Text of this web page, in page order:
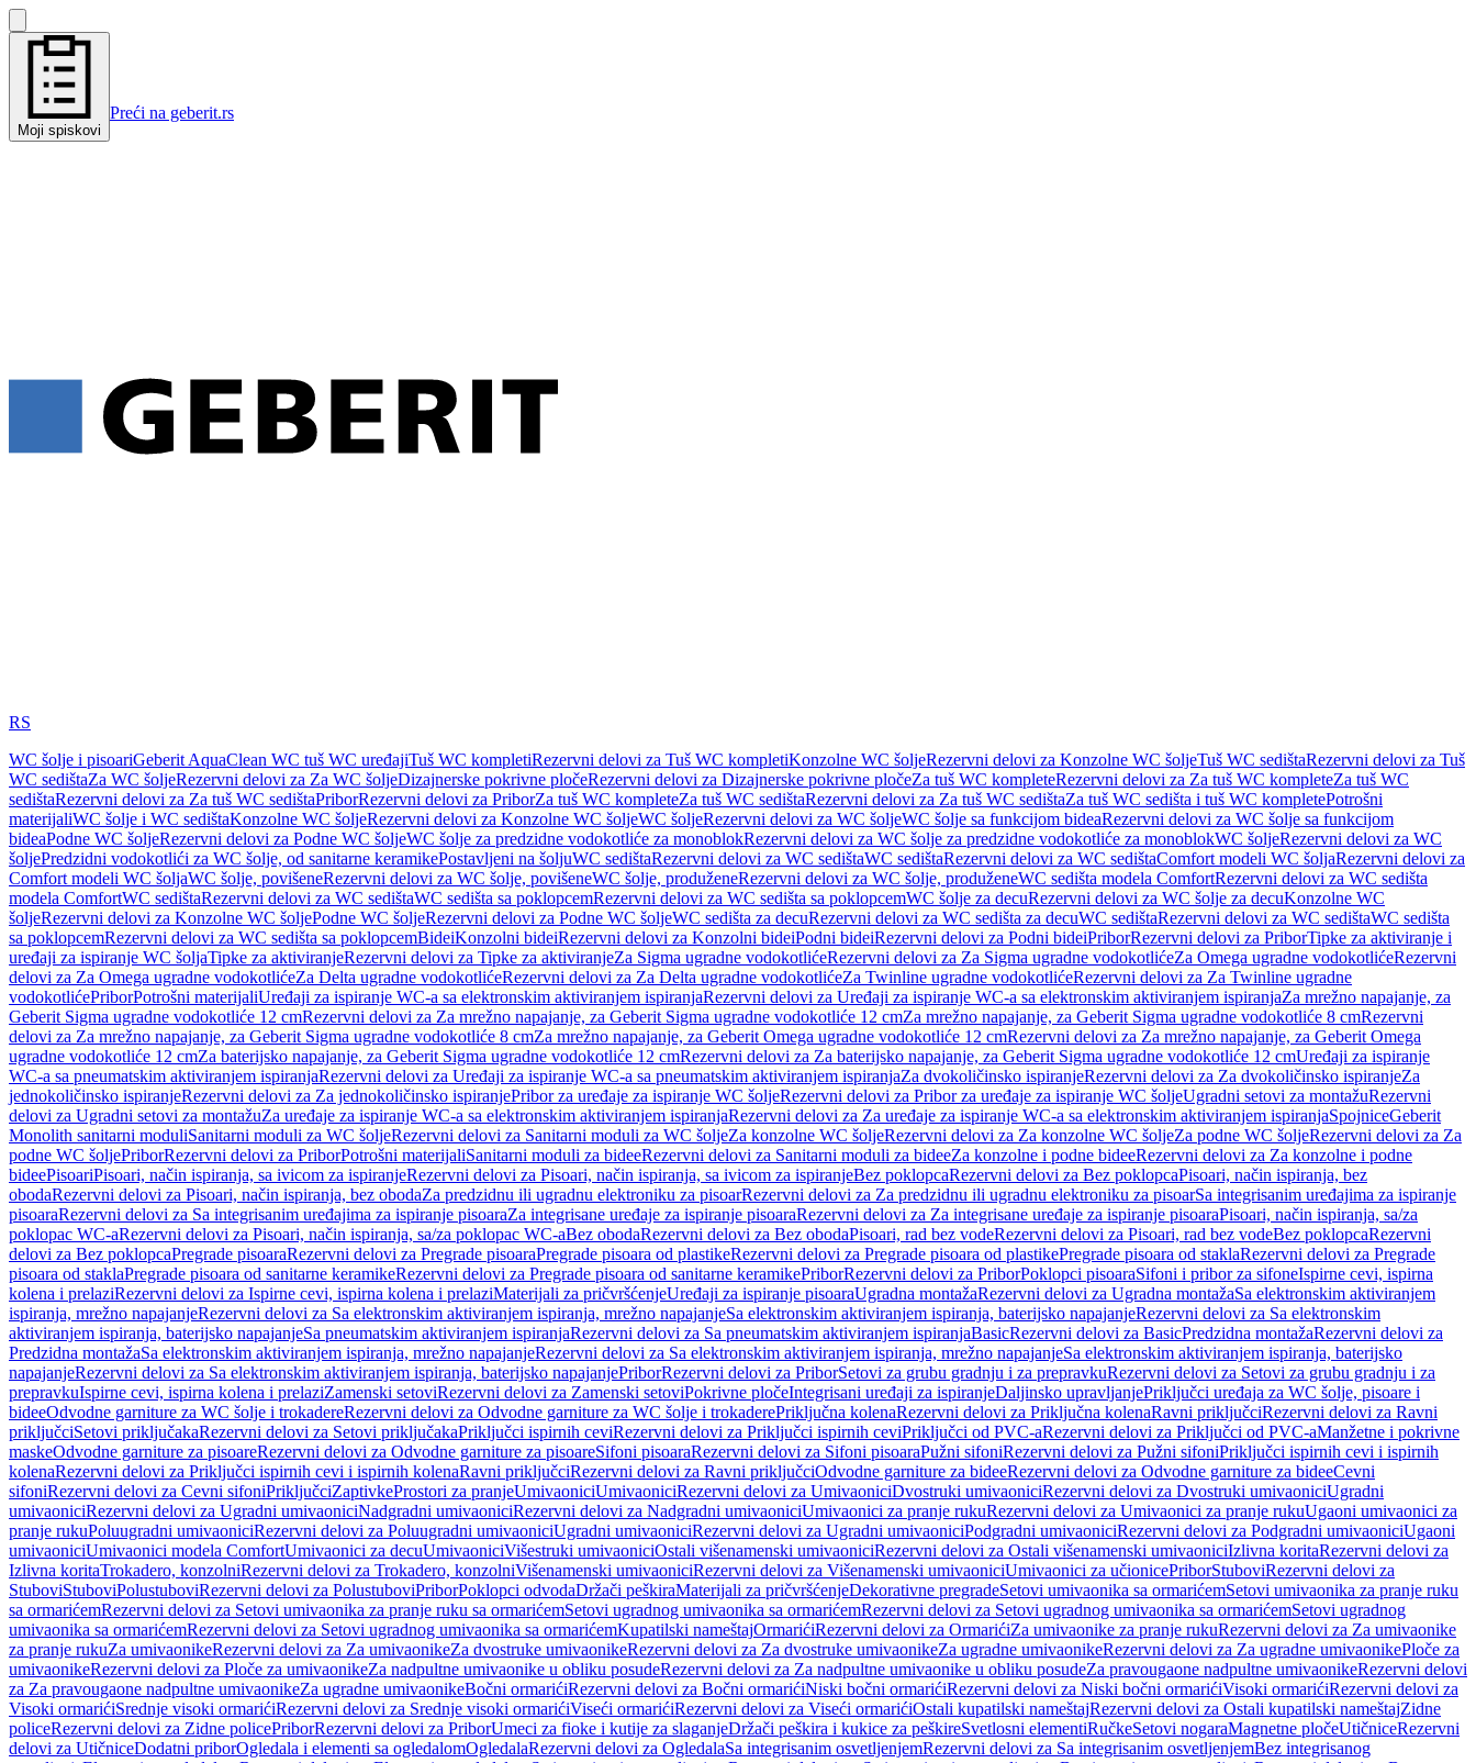
Moji spiskovi
Preći na geberit.rs
RS
WC šolje i pisoariGeberit AquaClean WC tuš WC uređajiTuš WC kompletiRezervni delovi za Tuš WC kompletiKonzolne WC šoljeRezervni delovi za Konzolne WC šoljeTuš WC sedištaRezervni delovi za Tuš
WC sedištaZa WC šoljeRezervni delovi za Za WC šoljeDizajnerske pokrivne pločeRezervni delovi za Dizajnerske pokrivne pločeZa tuš WC kompleteRezervni delovi za Za tuš WC kompleteZa tuš WC
sedištaRezervni delovi za Za tuš WC sedištaPriborRezervni delovi za PriborZa tuš WC kompleteZa tuš WC sedištaRezervni delovi za Za tuš WC sedištaZa tuš WC sedišta i tuš WC kompletePotrošni
materijaliWC šolje i WC sedištaKonzolne WC šoljeRezervni delovi za Konzolne WC šoljeWC šoljeRezervni delovi za WC šoljeWC šolje sa funkcijom bideaRezervni delovi za WC šolje sa funkcijom
bideaPodne WC šoljeRezervni delovi za Podne WC šoljeWC šolje za predzidne vodokotliće za monoblokRezervni delovi za WC šolje za predzidne vodokotliće za monoblokWC šoljeRezervni delovi za WC
šoljePredzidni vodokotlići za WC šolje, od sanitarne keramikePostavljeni na šoljuWC sedištaRezervni delovi za WC sedištaWC sedištaRezervni delovi za WC sedištaComfort modeli WC šoljaRezervni delovi za
Comfort modeli WC šoljaWC šolje, povišeneRezervni delovi za WC šolje, povišeneWC šolje, produženeRezervni delovi za WC šolje, produženeWC sedišta modela ComfortRezervni delovi za WC sedišta
modela ComfortWC sedištaRezervni delovi za WC sedištaWC sedišta sa poklopcemRezervni delovi za WC sedišta sa poklopcemWC šolje za decuRezervni delovi za WC šolje za decuKonzolne WC
šoljeRezervni delovi za Konzolne WC šoljePodne WC šoljeRezervni delovi za Podne WC šoljeWC sedišta za decuRezervni delovi za WC sedišta za decuWC sedištaRezervni delovi za WC sedištaWC sedišta
sa poklopcemRezervni delovi za WC sedišta sa poklopcemBideiKonzolni bideiRezervni delovi za Konzolni bideiPodni bideiRezervni delovi za Podni bideiPriborRezervni delovi za PriborTipke za aktiviranje i
uređaji za ispiranje WC šoljaTipke za aktiviranjeRezervni delovi za Tipke za aktiviranjeZa Sigma ugradne vodokotlićeRezervni delovi za Za Sigma ugradne vodokotlićeZa Omega ugradne vodokotlićeRezervni
delovi za Za Omega ugradne vodokotlićeZa Delta ugradne vodokotlićeRezervni delovi za Za Delta ugradne vodokotlićeZa Twinline ugradne vodokotlićeRezervni delovi za Za Twinline ugradne
vodokotlićePriborPotrošni materijaliUređaji za ispiranje WC-a sa elektronskim aktiviranjem ispiranjaRezervni delovi za Uređaji za ispiranje WC-a sa elektronskim aktiviranjem ispiranjaZa mrežno napajanje, za
Geberit Sigma ugradne vodokotliće 12 cmRezervni delovi za Za mrežno napajanje, za Geberit Sigma ugradne vodokotliće 12 cmZa mrežno napajanje, za Geberit Sigma ugradne vodokotliće 8 cmRezervni
delovi za Za mrežno napajanje, za Geberit Sigma ugradne vodokotliće 8 cmZa mrežno napajanje, za Geberit Omega ugradne vodokotliće 12 cmRezervni delovi za Za mrežno napajanje, za Geberit Omega
ugradne vodokotliće 12 cmZa baterijsko napajanje, za Geberit Sigma ugradne vodokotliće 12 cmRezervni delovi za Za baterijsko napajanje, za Geberit Sigma ugradne vodokotliće 12 cmUređaji za ispiranje
WC-a sa pneumatskim aktiviranjem ispiranjaRezervni delovi za Uređaji za ispiranje WC-a sa pneumatskim aktiviranjem ispiranjaZa dvokoličinsko ispiranjeRezervni delovi za Za dvokoličinsko ispiranjeZa
jednokoličinsko ispiranjeRezervni delovi za Za jednokoličinsko ispiranjePribor za uređaje za ispiranje WC šoljeRezervni delovi za Pribor za uređaje za ispiranje WC šoljeUgradni setovi za montažuRezervni
delovi za Ugradni setovi za montažuZa uređaje za ispiranje WC-a sa elektronskim aktiviranjem ispiranjaRezervni delovi za Za uređaje za ispiranje WC-a sa elektronskim aktiviranjem ispiranjaSpojniceGeberit
Monolith sanitarni moduliSanitarni moduli za WC šoljeRezervni delovi za Sanitarni moduli za WC šoljeZa konzolne WC šoljeRezervni delovi za Za konzolne WC šoljeZa podne WC šoljeRezervni delovi za Za
podne WC šoljePriborRezervni delovi za PriborPotrošni materijaliSanitarni moduli za bideeRezervni delovi za Sanitarni moduli za bideeZa konzolne i podne bideeRezervni delovi za Za konzolne i podne
bideePisoariPisoari, način ispiranja, sa ivicom za ispiranjeRezervni delovi za Pisoari, način ispiranja, sa ivicom za ispiranjeBez poklopcaRezervni delovi za Bez poklopcaPisoari, način ispiranja, bez
obodaRezervni delovi za Pisoari, način ispiranja, bez obodaZa predzidnu ili ugradnu elektroniku za pisoarRezervni delovi za Za predzidnu ili ugradnu elektroniku za pisoarSa integrisanim uređajima za ispiranje
pisoaraRezervni delovi za Sa integrisanim uređajima za ispiranje pisoaraZa integrisane uređaje za ispiranje pisoaraRezervni delovi za Za integrisane uređaje za ispiranje pisoaraPisoari, način ispiranja, sa/za
poklopac WC-aRezervni delovi za Pisoari, način ispiranja, sa/za poklopac WC-aBez obodaRezervni delovi za Bez obodaPisoari, rad bez vodeRezervni delovi za Pisoari, rad bez vodeBez poklopcaRezervni
delovi za Bez poklopcaPregrade pisoaraRezervni delovi za Pregrade pisoaraPregrade pisoara od plastikeRezervni delovi za Pregrade pisoara od plastikePregrade pisoara od staklaRezervni delovi za Pregrade
pisoara od staklaPregrade pisoara od sanitarne keramikeRezervni delovi za Pregrade pisoara od sanitarne keramikePriborRezervni delovi za PriborPoklopci pisoaraSifoni i pribor za sifoneIspirne cevi, ispirna
kolena i prelaziRezervni delovi za Ispirne cevi, ispirna kolena i prelaziMaterijali za pričvršćenjeUređaji za ispiranje pisoaraUgradna montažaRezervni delovi za Ugradna montažaSa elektronskim aktiviranjem
ispiranja, mrežno napajanjeRezervni delovi za Sa elektronskim aktiviranjem ispiranja, mrežno napajanjeSa elektronskim aktiviranjem ispiranja, baterijsko napajanjeRezervni delovi za Sa elektronskim
aktiviranjem ispiranja, baterijsko napajanjeSa pneumatskim aktiviranjem ispiranjaRezervni delovi za Sa pneumatskim aktiviranjem ispiranjaBasicRezervni delovi za BasicPredzidna montažaRezervni delovi za
Predzidna montažaSa elektronskim aktiviranjem ispiranja, mrežno napajanjeRezervni delovi za Sa elektronskim aktiviranjem ispiranja, mrežno napajanjeSa elektronskim aktiviranjem ispiranja, baterijsko
napajanjeRezervni delovi za Sa elektronskim aktiviranjem ispiranja, baterijsko napajanjePriborRezervni delovi za PriborSetovi za grubu gradnju i za prepravkuRezervni delovi za Setovi za grubu gradnju i za
prepravkuIspirne cevi, ispirna kolena i prelaziZamenski setoviRezervni delovi za Zamenski setoviPokrivne pločeIntegrisani uređaji za ispiranjeDaljinsko upravljanjePriključci uređaja za WC šolje, pisoare i
bideeOdvodne garniture za WC šolje i trokadereRezervni delovi za Odvodne garniture za WC šolje i trokaderePriključna kolenaRezervni delovi za Priključna kolenaRavni priključciRezervni delovi za Ravni
priključciSetovi priključakaRezervni delovi za Setovi priključakaPriključci ispirnih ceviRezervni delovi za Priključci ispirnih ceviPriključci od PVC-aRezervni delovi za Priključci od PVC-aManžetne i pokrivne
maskeOdvodne garniture za pisoareRezervni delovi za Odvodne garniture za pisoareSifoni pisoaraRezervni delovi za Sifoni pisoaraPužni sifoniRezervni delovi za Pužni sifoniPriključci ispirnih cevi i ispirnih
kolenaRezervni delovi za Priključci ispirnih cevi i ispirnih kolenaRavni priključciRezervni delovi za Ravni priključciOdvodne garniture za bideeRezervni delovi za Odvodne garniture za bideeCevni
sifoniRezervni delovi za Cevni sifoniPriključciZaptivkeProstori za pranjeUmivaoniciUmivaoniciRezervni delovi za UmivaoniciDvostruki umivaoniciRezervni delovi za Dvostruki umivaoniciUgradni
umivaoniciRezervni delovi za Ugradni umivaoniciNadgradni umivaoniciRezervni delovi za Nadgradni umivaoniciUmivaonici za pranje rukuRezervni delovi za Umivaonici za pranje rukuUgaoni umivaonici za
pranje rukuPoluugradni umivaoniciRezervni delovi za Poluugradni umivaoniciUgradni umivaoniciRezervni delovi za Ugradni umivaoniciPodgradni umivaoniciRezervni delovi za Podgradni umivaoniciUgaoni
umivaoniciUmivaonici modela ComfortUmivaonici za decuUmivaoniciVišestruki umivaoniciOstali višenamenski umivaoniciRezervni delovi za Ostali višenamenski umivaoniciIzlivna koritaRezervni delovi za
Izlivna koritaTrokadero, konzolniRezervni delovi za Trokadero, konzolniVišenamenski umivaoniciRezervni delovi za Višenamenski umivaoniciUmivaonici za učionicePriborStuboviRezervni delovi za
StuboviStuboviPolustuboviRezervni delovi za PolustuboviPriborPoklopci odvodaDržači peškiraMaterijali za pričvršćenjeDekorativne pregradeSetovi umivaonika sa ormarićemSetovi umivaonika za pranje ruku
sa ormarićemRezervni delovi za Setovi umivaonika za pranje ruku sa ormarićemSetovi ugradnog umivaonika sa ormarićemRezervni delovi za Setovi ugradnog umivaonika sa ormarićemSetovi ugradnog
umivaonika sa ormarićemRezervni delovi za Setovi ugradnog umivaonika sa ormarićemKupatilski nameštajOrmarićiRezervni delovi za OrmarićiZa umivaonike za pranje rukuRezervni delovi za Za umivaonike
za pranje rukuZa umivaonikeRezervni delovi za Za umivaonikeZa dvostruke umivaonikeRezervni delovi za Za dvostruke umivaonikeZa ugradne umivaonikeRezervni delovi za Za ugradne umivaonikePloče za
umivaonikeRezervni delovi za Ploče za umivaonikeZa nadpultne umivaonike u obliku posudeRezervni delovi za Za nadpultne umivaonike u obliku posudeZa pravougaone nadpultne umivaonikeRezervni delovi
za Za pravougaone nadpultne umivaonikeZa ugradne umivaonikeBočni ormarićiRezervni delovi za Bočni ormarićiNiski bočni ormarićiRezervni delovi za Niski bočni ormarićiVisoki ormarićiRezervni delovi za
Visoki ormarićiSrednje visoki ormarićiRezervni delovi za Srednje visoki ormarićiViseći ormarićiRezervni delovi za Viseći ormarićiOstali kupatilski nameštajRezervni delovi za Ostali kupatilski nameštajZidne
policeRezervni delovi za Zidne policePriborRezervni delovi za PriborUmeci za fioke i kutije za slaganjeDržači peškira i kukice za peškireSvetlosni elementiRučkeSetovi nogaraMagnetne pločeUtičniceRezervni
delovi za UtičniceDodatni priborOgledala i elementi sa ogledalomOgledalaRezervni delovi za OgledalaSa integrisanim osvetljenjemRezervni delovi za Sa integrisanim osvetljenjemBez integrisanog